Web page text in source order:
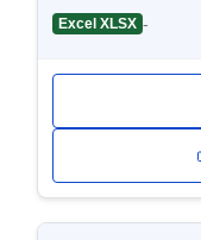
Excel XLSX -